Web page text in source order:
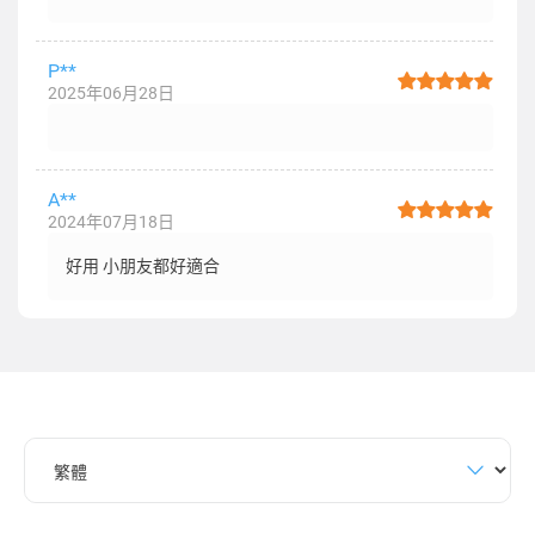
P**
2025年06月28日
A**
2024年07月18日
好用 小朋友都好適合